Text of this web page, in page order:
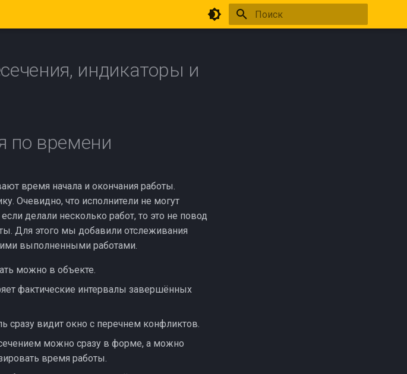
индикаторы и
по времени
время начала и окончания работы.
Очевидно, что исполнители не могут
делали несколько работ, то это не повод
Для этого мы добавили отслеживания
выполненными работами.
можно в объекте.
фактические интервалы завершённых
сразу видит окно с перечнем конфликтов.
можно сразу в форме, а можно
время работы.